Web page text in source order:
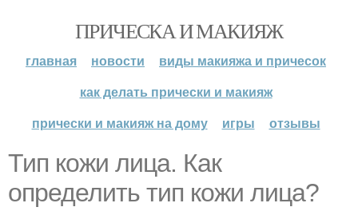
ПРИЧЕСКА И МАКИЯЖ
главная новости
виды макияжа и причесок
как делать прически и макияж
прически и макияж на дому
игры отзывы
Тип кожи лица. Как
определить тип кожи лица?